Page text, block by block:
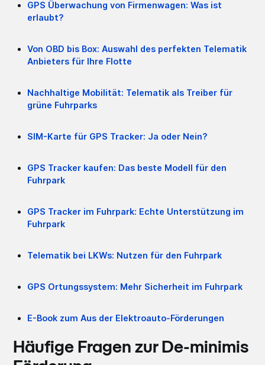
GPS Überwachung von Firmenwagen: Was ist
erlaubt?
Von OBD bis Box: Auswahl des perfekten Telematik
Anbieters für Ihre Flotte
Nachhaltige Mobilität: Telematik als Treiber für
grüne Fuhrparks
SIM-Karte für GPS Tracker: Ja oder Nein?
GPS Tracker kaufen: Das beste Modell für den
Fuhrpark
GPS Tracker im Fuhrpark: Echte Unterstützung im
Fuhrpark
Telematik bei LKWs: Nutzen für den Fuhrpark
GPS Ortungssystem: Mehr Sicherheit im Fuhrpark
E-Book zum Aus der Elektroauto-Förderungen
Häufige Fragen zur De-minimis